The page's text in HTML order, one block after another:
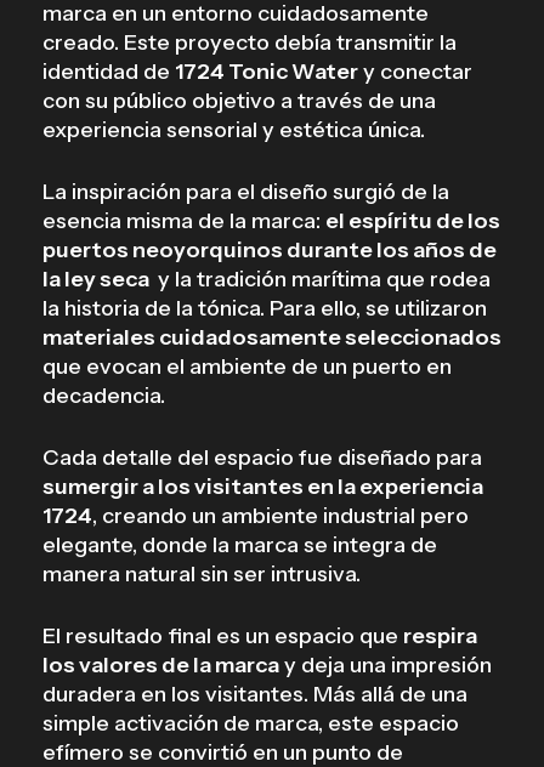
marca en un entorno cuidadosamente
creado. Este proyecto debía transmitir la
identidad de 1724 Tonic Watery conectar
con su público objetivo a través de una
experiencia sensorial y estética única.
La inspiración para el diseño surgió de la
esencia misma de la marca: el espíritu de los
puertos neoyorquinos durante los años de
la ley seca y la tradición marítima que rodea
la historia de la tónica. Para ello, se utilizaron
materiales cuidadosamente seleccionados
que evocan el ambiente de un puerto en
decadencia.
Cada detalle del espacio fue diseñado para
sumergir a los visitantes en la experiencia
1724, creando un ambiente industrial pero
elegante, donde la marca se integra de
manera natural sin ser intrusiva.
El resultado final es un espacio que respira
los valores de la marcay deja una impresión
duradera en los visitantes. Más allá de una
simple activación de marca, este espacio
efímero se convirtió en un punto de